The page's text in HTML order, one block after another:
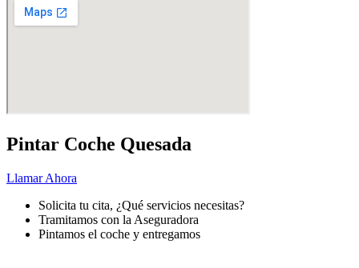
Pintar Coche Quesada
Llamar Ahora
Solicita tu cita, ¿Qué servicios necesitas?
Tramitamos con la Aseguradora
Pintamos el coche y entregamos